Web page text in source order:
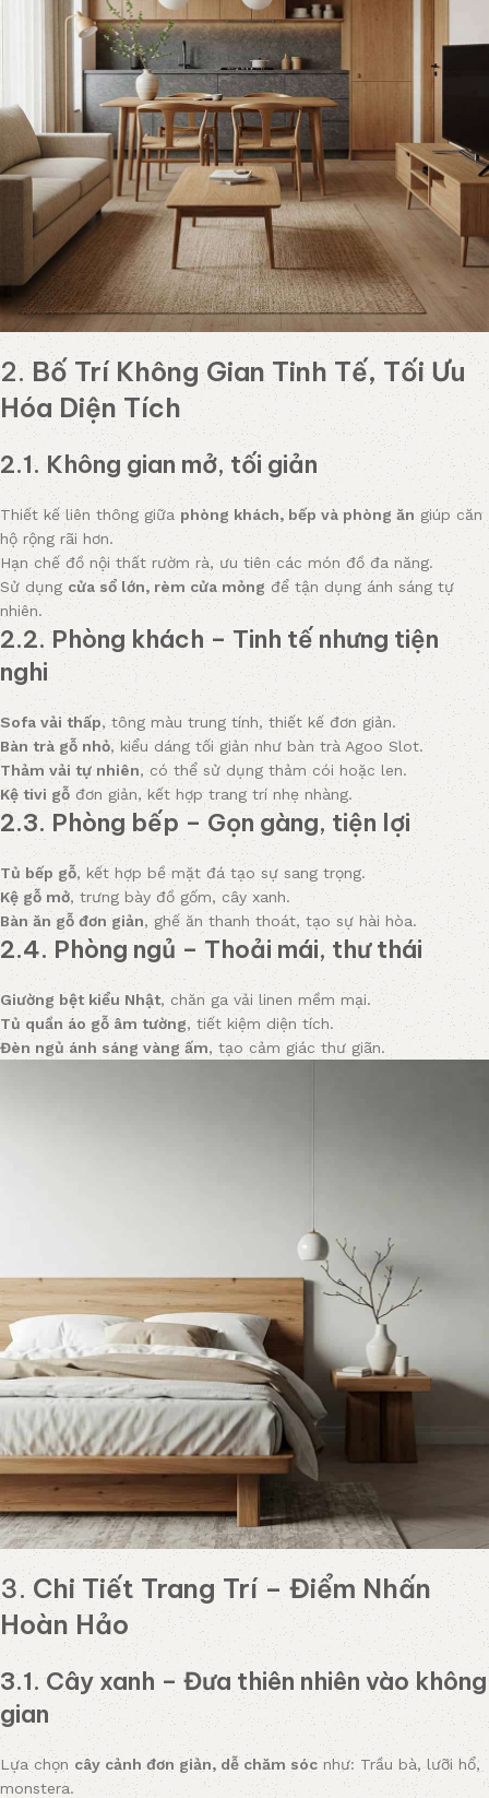
2.Bố Trí Không Gian Tinh Tế, Tối Ưu
Hóa Diện Tích
2.1. Không gian mở, tối giản
Thiết kế liên thông giữa phòng khách, bếp và phòng ăn giúp căn
hộ rộng rãi hơn.
Hạn chế đồ nội thất rườm rà, ưu tiên các món đồ đa năng.
Sử dụng cửa sổ lớn, rèm cửa mỏngđể tận dụng ánh sáng tự
nhiên.
2.2. Phòng khách – Tinh tế nhưng tiện
nghi
Sofa vải thấp, tông màu trung tính, thiết kế đơn giản.
Bàn trà gỗ nhỏ, kiểu dáng tối giản như bàn trà Agoo Slot.
Thảm vải tự nhiên, có thể sử dụng thảm cói hoặc len.
Kệ tivi gỗ đơn giản, kết hợp trang trí nhẹ nhàng.
2.3. Phòng bếp – Gọn gàng, tiện lợi
Tủ bếp gỗ, kết hợp bề mặt đá tạo sự sang trọng.
Kệ gỗ mở, trưng bày đồ gốm, cây xanh.
Bàn ăn gỗ đơn giản, ghế ăn thanh thoát, tạo sự hài hòa.
2.4. Phòng ngủ – Thoải mái, thư thái
Giường bệt kiểu Nhật, chăn ga vải linen mềm mại.
Tủ quần áo gỗ âm tường, tiết kiệm diện tích.
Đèn ngủ ánh sáng vàng ấm, tạo cảm giác thư giãn.
3.Chi Tiết Trang Trí – Điểm Nhấn
Hoàn Hảo
3.1. Cây xanh – Đưa thiên nhiên vào không
gian
Lựa chọn cây cảnh đơn giản, dễ chăm sócnhư: Trầu bà, lưỡi hổ,
monstera.